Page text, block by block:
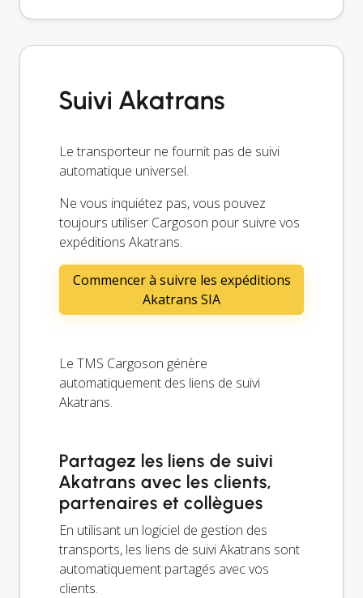
Suivi Akatrans
Le transporteur ne fournit pas de suivi
automatique universel.
Ne vous inquiétez pas, vous pouvez
toujours utiliser Cargoson pour suivre vos
expéditions Akatrans.
Commencer à suivre les expéditions
Akatrans SIA
Le TMS Cargoson génère
automatiquement des liens de suivi
Akatrans.
Partagez les liens de suivi
Akatrans avec les clients,
partenaires et collègues
En utilisant un logiciel de gestion des
transports, les liens de suivi Akatrans sont
automatiquement partagés avec vos
clients.